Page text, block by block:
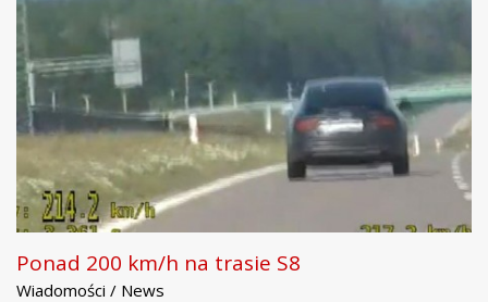
Ponad 200 km/h na trasie S8
Wiadomości / News